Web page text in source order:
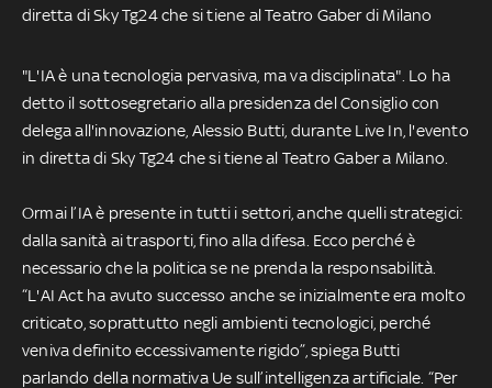
diretta di Sky Tg24 che si tiene al Teatro Gaber di Milano
"L'IA è una tecnologia pervasiva, ma va disciplinata". Lo ha
detto il sottosegretario alla presidenza del Consiglio con
delega all'innovazione, Alessio Butti, durante Live In, l'evento
in diretta di Sky Tg24 che si tiene al Teatro Gaber a Milano.
Ormai l’IA è presente in tutti i settori, anche quelli strategici:
dalla sanità ai trasporti, fino alla difesa. Ecco perché è
necessario che la politica se ne prenda la responsabilità.
“L'AI Act ha avuto successo anche se inizialmente era molto
criticato, soprattutto negli ambienti tecnologici, perché
veniva definito eccessivamente rigido”, spiega Butti
parlando della normativa Ue sull’intelligenza artificiale. “Per